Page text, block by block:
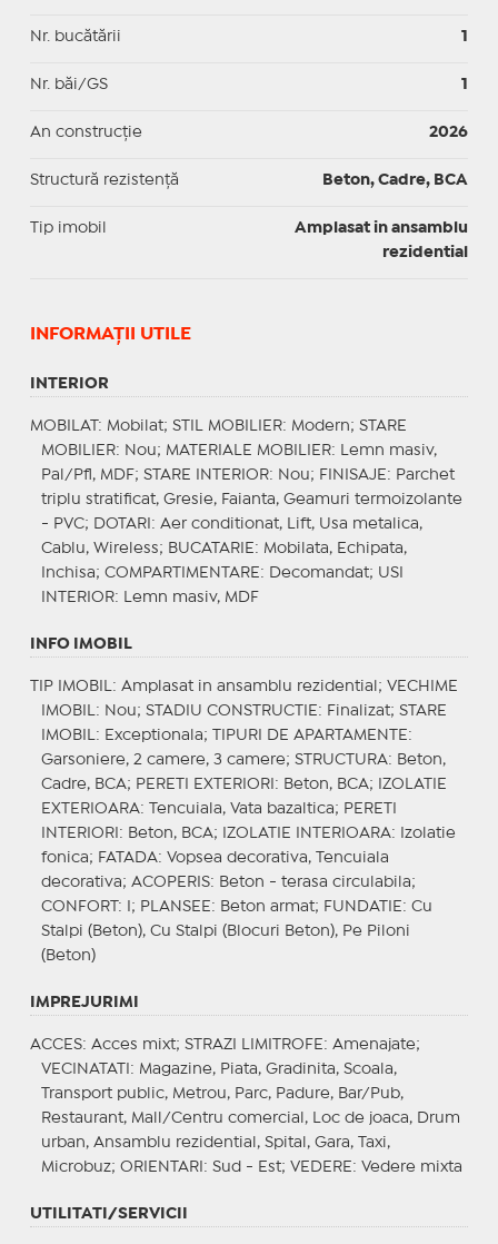
Nr. bucătării 1
Nr. băi/GS 1
An construcție 2026
Structură rezistență Beton, Cadre, BCA
Tip imobil
Amplasat in ansamblu
rezidential
INFORMAŢII UTILE
INTERIOR
MOBILAT : Mobilat; STIL MOBILIER: Modern; STARE
MOBILIER: Nou; MATERIALE MOBILIER: Lemn masiv,
Pal/Pfl, MDF; STARE INTERIOR: Nou; FINISAJE : Parchet
triplu stratificat, Gresie, Faianta, Geamuri termoizolante
- PVC;
DOTARI : Aer conditionat, Lift, Usa metalica,
Cablu, Wireless; BUCATARIE : Mobilata, Echipata,
Inchisa; COMPARTIMENTARE : Decomandat; USI
INTERIOR: Lemn masiv, MDF
INFO IMOBIL
TIP IMOBIL : Amplasat in ansamblu rezidential; VECHIME
IMOBIL : Nou; STADIU CONSTRUCTIE : Finalizat; STARE
IMOBIL : Exceptionala; TIPURI DE APARTAMENTE :
Garsoniere, 2 camere, 3 camere; STRUCTURA: Beton,
Cadre, BCA; PERETI EXTERIORI : Beton, BCA;
IZOLATIE
EXTERIOARA: Tencuiala, Vata bazaltica; PERETI
INTERIORI : Beton, BCA; IZOLATIE INTERIOARA: Izolatie
fonica; FATADA: Vopsea decorativa, Tencuiala
decorativa; ACOPERIS: Beton - terasa circulabila;
CONFORT : I; PLANSEE : Beton armat; FUNDATIE : Cu
Stalpi (Beton), Cu Stalpi (Blocuri Beton), Pe Piloni
(Beton)
IMPREJURIMI
ACCES: Acces mixt; STRAZI LIMITROFE : Amenajate;
VECINATATI : Magazine, Piata, Gradinita, Scoala,
Transport public, Metrou, Parc, Padure, Bar/Pub,
Restaurant, Mall/Centru comercial, Loc de joaca, Drum
urban, Ansamblu rezidential, Spital, Gara, Taxi,
Microbuz; ORIENTARI : Sud - Est; VEDERE : Vedere mixta
UTILITATI/SERVICII